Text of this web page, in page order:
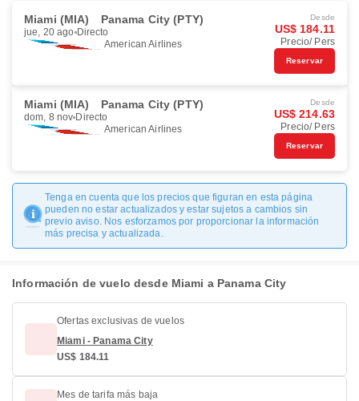
Miami (MIA) Panama City (PTY)
jue, 20 ago Directo
American Airlines
Desde
US$ 184.11
Precio/ Pers
Reservar
Miami (MIA) Panama City (PTY)
dom, 8 nov Directo
American Airlines
Desde
US$ 214.63
Precio/ Pers
Reservar
Tenga en cuenta que los precios que figuran en esta página
pueden no estar actualizados y estar sujetos a cambios sin
previo aviso. Nos esforzamos por proporcionar la información
más precisa y actualizada.
Información de vuelo desde Miami a Panama City
Ofertas exclusivas de vuelos
Miami - Panama City
US$ 184.11
Mes de tarifa más baja